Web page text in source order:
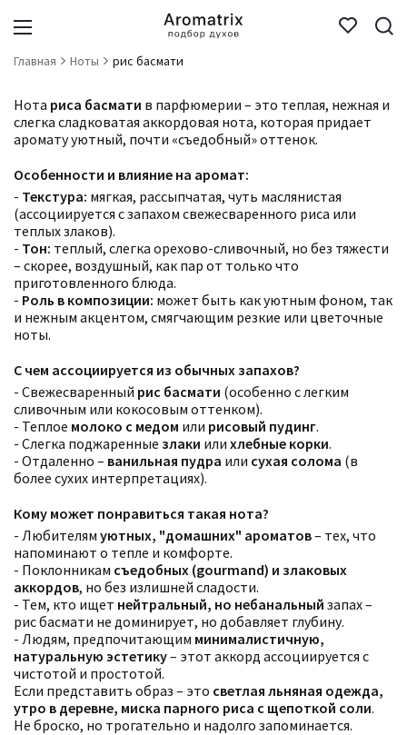
Главная Ноты рис басмати
Нота риса басмати в парфюмерии – это теплая, нежная и
слегка сладковатая аккордовая нота, которая придает
аромату уютный, почти «съедобный» оттенок.
Особенности и влияние на аромат:
- Текстура: мягкая, рассыпчатая, чуть маслянистая
(ассоциируется с запахом свежесваренного риса или
теплых злаков).
- Тон: теплый, слегка орехово-сливочный, но без тяжести
– скорее, воздушный, как пар от только что
приготовленного блюда.
- Роль в композиции: может быть как уютным фоном, так
и нежным акцентом, смягчающим резкие или цветочные
ноты.
С чем ассоциируется из обычных запахов?
- Свежесваренный рис басмати (особенно с легким
сливочным или кокосовым оттенком).
- Теплое молоко с медом или рисовый пудинг.
- Слегка поджаренные злаки или хлебные корки.
- Отдаленно – ванильная пудра или сухая солома (в
более сухих интерпретациях).
Кому может понравиться такая нота?
- Любителям уютных, "домашних" ароматов– тех, что
напоминают о тепле и комфорте.
- Поклонникам съедобных (gourmand) и злаковых
аккордов, но без излишней сладости.
- Тем, кто ищет нейтральный, но небанальный запах –
рис басмати не доминирует, но добавляет глубину.
- Людям, предпочитающим минималистичную,
натуральную эстетику– этот аккорд ассоциируется с
чистотой и простотой.
Если представить образ – это светлая льняная одежда,
утро в деревне, миска парного риса с щепоткой соли.
Не броско, но трогательно и надолго запоминается.
Для кого
Рейтинг